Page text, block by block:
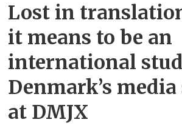
Lost in
it means to be an
international
Denmark’s
at DMJX